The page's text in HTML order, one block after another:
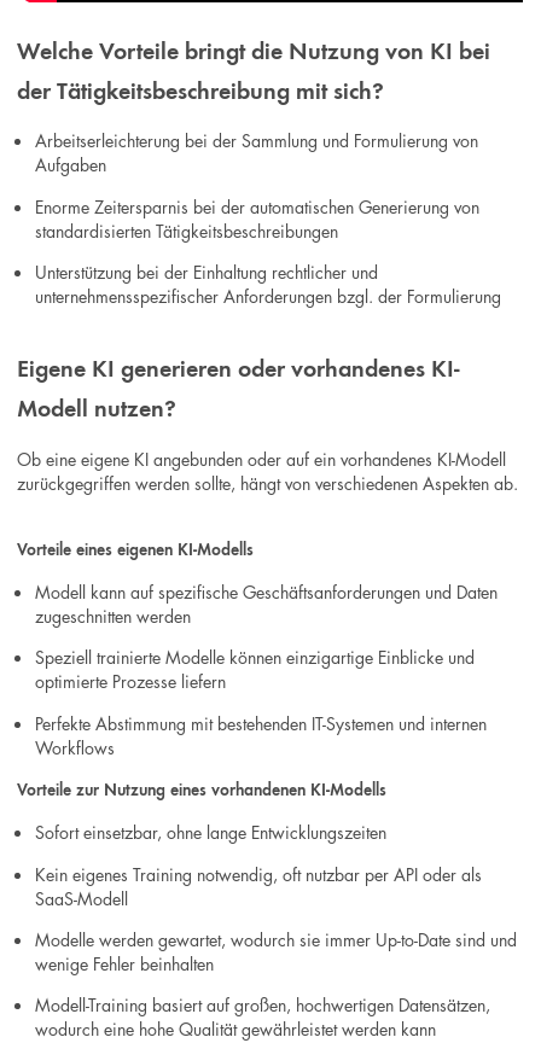
Welche Vorteile bringt die Nutzung von KI bei
der Tätigkeitsbeschreibung mit sich?
Arbeitserleichterung bei der Sammlung und Formulierung von
Aufgaben
Enorme Zeitersparnis bei der automatischen Generierung von
standardisierten Tätigkeitsbeschreibungen
Unterstützung bei der Einhaltung rechtlicher und
unternehmensspezifischer Anforderungen bzgl. der Formulierung
Eigene KI generieren oder vorhandenes KI-
Modell nutzen?
Ob eine eigene KI angebunden oder auf ein vorhandenes KI-Modell
zurückgegriffen werden sollte, hängt von verschiedenen Aspekten ab.
Vorteile eines eigenen KI-Modells
Modell kann auf spezifische Geschäftsanforderungen und Daten
zugeschnitten werden
Speziell trainierte Modelle können einzigartige Einblicke und
optimierte Prozesse liefern
Perfekte Abstimmung mit bestehenden IT-Systemen und internen
Workflows
Vorteile zur Nutzung eines vorhandenen KI-Modells
Sofort einsetzbar, ohne lange Entwicklungszeiten
Kein eigenes Training notwendig, oft nutzbar per API oder als
SaaS-Modell
Modelle werden gewartet, wodurch sie immer Up-to-Date sind und
wenige Fehler beinhalten
Modell-Training basiert auf großen, hochwertigen Datensätzen,
wodurch eine hohe Qualität gewährleistet werden kann